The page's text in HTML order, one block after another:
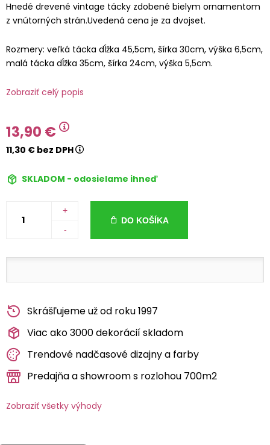
Hnedé drevené vintage tácky zdobené bielym ornamentom
z vnútorných strán.Uvedená cena je za dvojset.
Rozmery: veľká tácka dĺžka 45,5cm, šírka 30cm, výška 6,5cm,
malá tácka dĺžka 35cm, šírka 24cm, výška 5,5cm.
Zobraziť celý popis
13,90 €
11,30 € bez DPH
SKLADOM - odosielame ihneď
+
-
DO KOŠÍKA
Skrášľujeme už od roku 1997
Viac ako 3000 dekorácií skladom
Trendové nadčasové dizajny a farby
Predajňa a showroom s rozlohou 700m2
Zobraziť všetky výhody